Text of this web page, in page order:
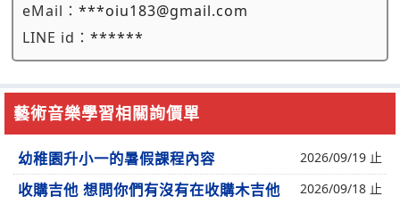
eMail： ***oiu183@gmail.com
LINE id： ******
藝術音樂學習相關詢價單
幼稚園升小一的暑假課程內容 2026/09/19 止
收購吉他 想問你們有沒有在收購木吉他 2026/09/18 止